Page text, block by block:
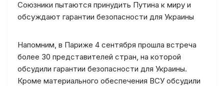
Союзники пытаются принудить Путина к миру и
обсуждают гарантии безопасности для Украины
Напомним, в Париже 4 сентября прошла встреча
более 30 представителей стран, на которой
обсудили гарантии безопасности для Украины.
Кроме материального обеспечения ВСУ обсудили